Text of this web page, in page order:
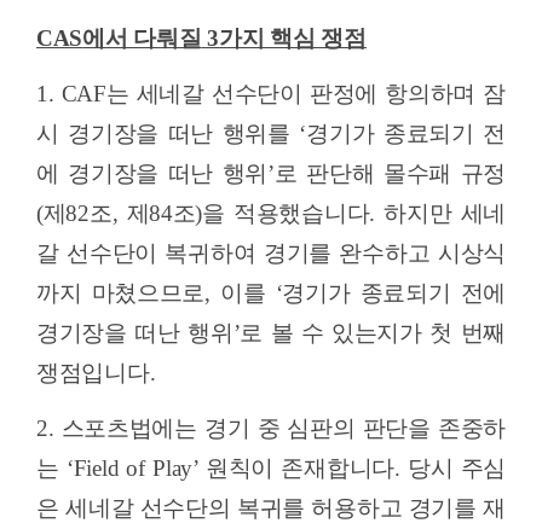
CAS에서 다뤄질 3가지 핵심 쟁점
1. CAF는 세네갈 선수단이 판정에 항의하며 잠
시 경기장을 떠난 행위를 ‘경기가 종료되기 전
에 경기장을 떠난 행위 ’로 판단해 몰수패 규정
(제82조, 제84조)을 적용했습니다.하지만 세네
갈 선수단이 복귀하여 경기를 완수하고 시상식
까지 마쳤으므로, 이를 ‘경기가 종료되기 전에
경기장을 떠난 행위 ’로 볼 수 있는지가 첫 번째
쟁점입니다.
2. 스포츠법에는 경기 중 심판의 판단을 존중하
는 ‘Field of Play’ 원칙이 존재합니다. 당시 주심
은 세네갈 선수단의 복귀를 허용하고 경기를 재